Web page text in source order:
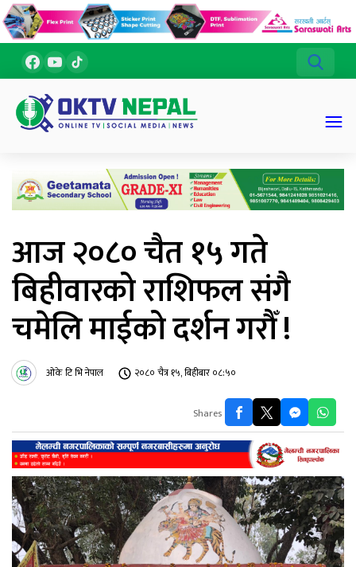
आज २०८० चैत १५ गते
बिहीवारको राशिफल संगै
चमेलि माईको दर्शन गरौँ !
ओके टि भि नेपाल २०८० चैत्र १५, बिहीबार ०८:५०
Shares